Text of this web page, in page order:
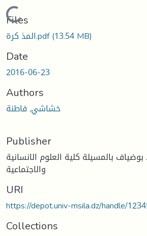
Loading...
Files
المذ كرة.pdf(13.54 MB)
Date
2016-06-23
Authors
خشاشي, فاطنة
Publisher
بالمسيلة كلية العلوم الانسانية
والاجتماعية
URI
https://depot.univ-msila.dz/handle/
Collections